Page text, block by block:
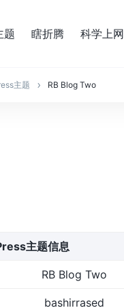
题 瞎折腾 科学上网
主题 RB Blog Two
主题信息
RB Blog Two
bashirrased